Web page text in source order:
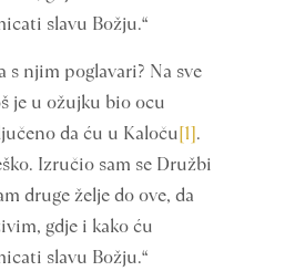
slavu Božju.“
s njim poglavari? Na sve
je u ožujku bio ocu
da ću u Kaloču[1].
Izručio sam se Družbi
druge želje do ove, da
gdje i kako ću
slavu Božju.“